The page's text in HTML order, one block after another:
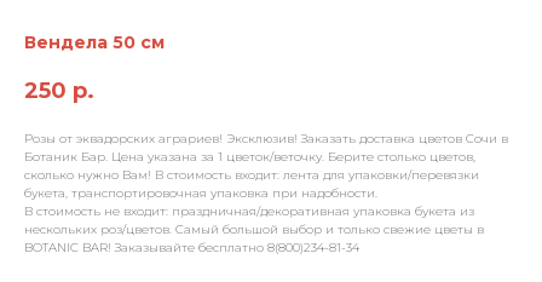
Вендела 50 см
250 р.
Розы от эквадорских аграриев! Эксклюзив! Заказать доставка цветов Сочи в
Ботаник Бар. Цена указана за 1 цветок/веточку. Берите столько цветов,
сколько нужно Вам! В стоимость входит: лента для упаковки/перевязки
букета, транспортировочная упаковка при надобности.
В стоимость не входит: праздничная/декоративная упаковка букета из
нескольких роз/цветов. Самый большой выбор и только свежие цветы в
BOTANIC BAR! Заказывайте бесплатно 8(800)234-81-34